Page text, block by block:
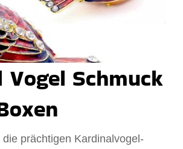
Vogel Schmuck
prächtigen Kardinalvogel-